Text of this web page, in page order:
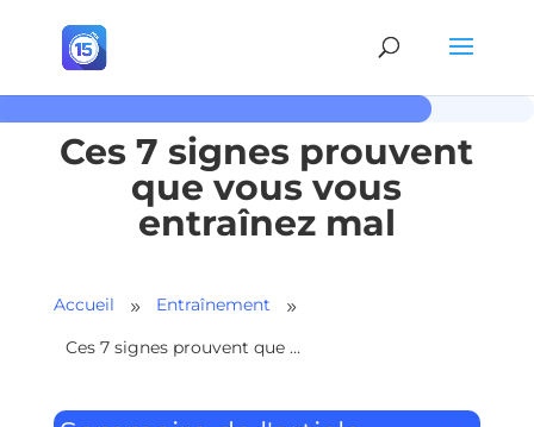
Ces 7 signes prouvent
que vous vous
entraînez mal
Accueil 9 Entraînement 9
Ces 7 signes prouvent que vous vous entraînez mal